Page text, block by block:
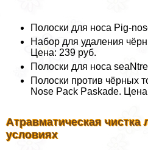
Полоски для носа Pig-
Набор для удаления
Цена: 239 руб.
Полоски для носа
Полоски против чёрных
Nose Pack Paskade.
Атравматическая
условиях